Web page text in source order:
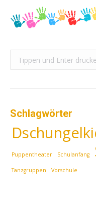
Search:
Schlagwörter
Puppentheater Schulanfang
Tanzgruppen Vorschule